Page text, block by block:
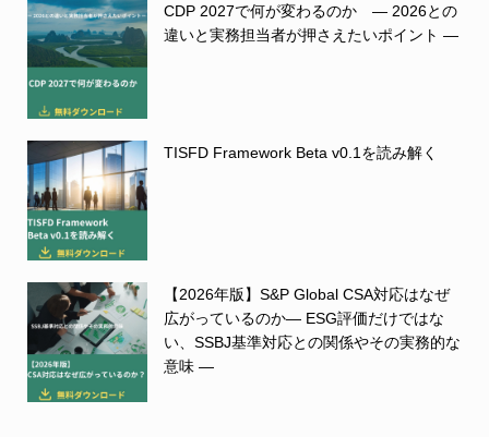
CDP 2027で何が変わるのか ― 2026との
違いと実務担当者が押さえたいポイント ―
TISFD Framework Beta v0.1を読み解く
【2026年版】S&P Global CSA対応はなぜ
広がっているのか― ESG評価だけではな
い、SSBJ基準対応との関係やその実務的な
意味 ―